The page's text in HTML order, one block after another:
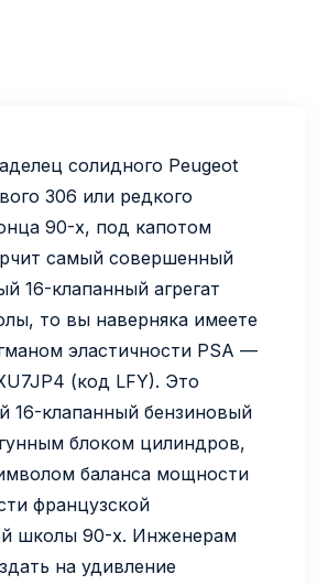
солидного Peugeot
306 или редкого
90-х, под капотом
самый совершенный
16-клапанный агрегат
то вы наверняка имеете
эластичности PSA —
(код LFY). Это
16-клапанный бензиновый
блоком цилиндров,
баланса мощности
французской
школы 90-х. Инженерам
на удивление